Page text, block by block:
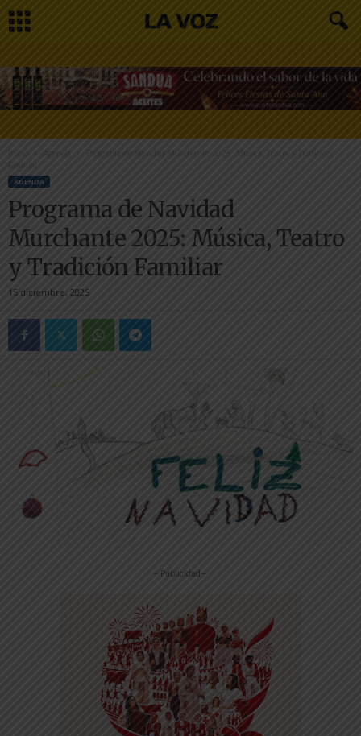
Inicio Agenda
Programa de Navidad Murchante 2025: Música, Teatro y Tradición
Familiar
AGENDA
Programa de Navidad
Murchante 2025: Música, Teatro
y Tradición Familiar
15 diciembre, 2025
-- Publicidad --